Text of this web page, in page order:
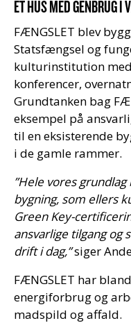
ET HUS MED GENBRUG I
FÆNGSLET blev
Statsfængsel og
kulturinstitution
konferencer,
Grundtanken bag
eksempel på
til en eksisterende
i de gamle rammer.
”Hele vores
bygning, som ellers
Green Key-
ansvarlige tilgang og
drift i dag,”siger
FÆNGSLET har
energiforbrug og
madspild og affald.